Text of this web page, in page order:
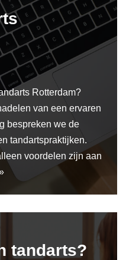
Rotterdam?
van een ervaren
bespreken we de
tandartspraktijken.
voordelen zijn aan
tandarts?